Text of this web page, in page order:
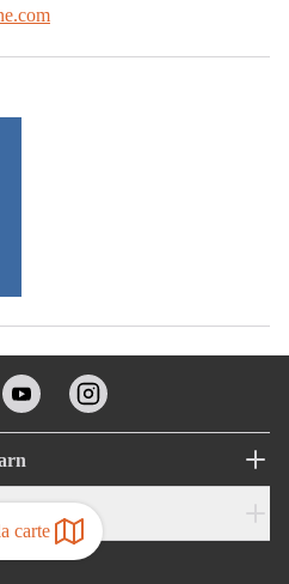
carte